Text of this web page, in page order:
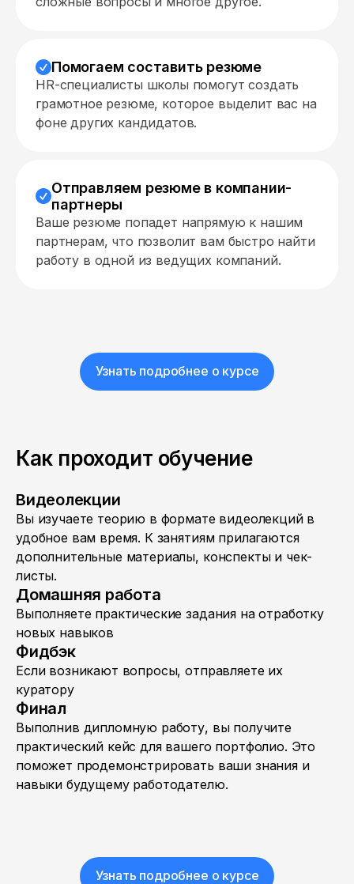
Помогаем составить резюме
HR-специалисты школы помогут создать
грамотное резюме, которое выделит вас на
фоне других кандидатов.
Отправляем резюме в компании-
партнеры
Ваше резюме попадет напрямую к нашим
партнерам, что позволит вам быстро найти
работу в одной из ведущих компаний.
Узнать подробнее о курсе
Как проходит обучение
Видеолекции
Вы изучаете теорию в формате видеолекций в
удобное вам время. К занятиям прилагаются
дополнительные материалы, конспекты и чек-
листы.
Домашняя работа
Выполняете практические задания на отработку
новых навыков
Фидбэк
Если возникают вопросы, отправляете их
куратору
Финал
Выполнив дипломную работу, вы получите
практический кейс для вашего портфолио. Это
поможет продемонстрировать ваши знания и
навыки будущему работодателю.
Узнать подробнее о курсе